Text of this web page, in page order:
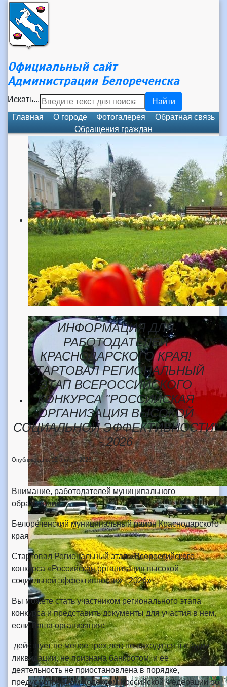
Официальный сайт
Администрации Белореченска
Искать...
Найти
Главная
О городе Фотогалерея
Обратная связь
Обращения граждан
ИНФОРМАЦИЯ ДЛЯ
РАБОТОДАТЕЛЕЙ
КРАСНОДАРСКОГО КРАЯ!
СТАРТОВАЛ РЕГИОНАЛЬНЫЙ
ЭТАП ВСЕРОССИЙСКОГО
КОНКУРСА "РОССИЙСКАЯ
ОРГАНИЗАЦИЯ ВЫСОКОЙ
СОЦИАЛЬНОЙ ЭФФЕКТИВНОСТИ"
- 2026
Опубликовано: 22 апреля 2026
Внимание, работодателей муниципального
образования
Белореченский муниципальный район Краснодарского
края
Стартовал Региональный этап «Всероссийского
конкурса «Российская организация высокой
социальной эффективности» - 2026»
Вы можете стать участником регионального этапа
конкурса и представить документы для участия в нем,
если Ваша организация:
действует не менее трех лет; не находится в стадии
ликвидации, не признана банкротом, и ее
деятельность не приостановлена в порядке,
предусмотренном Кодексом Российской Федерации об